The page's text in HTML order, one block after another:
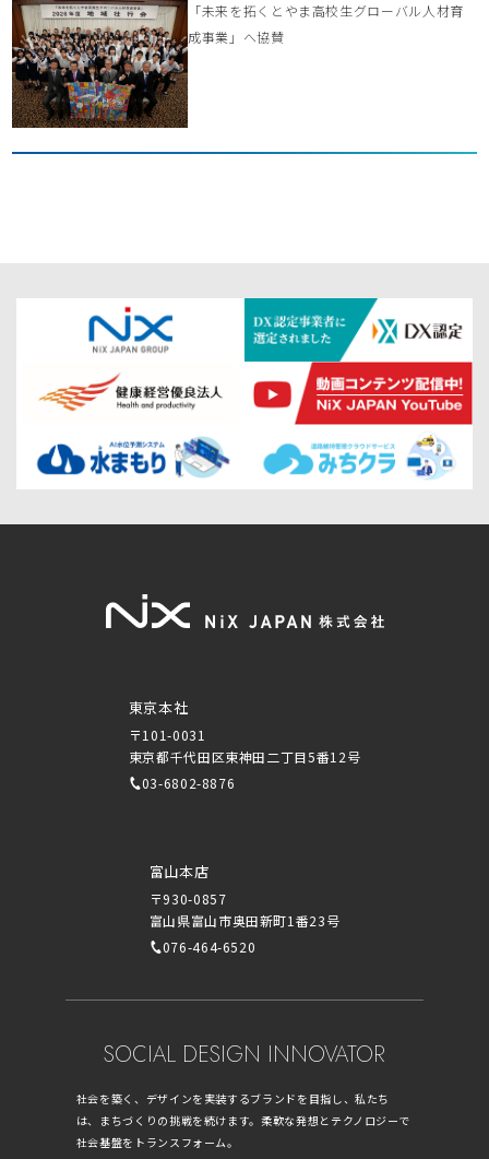
「未来を拓くとやま高校生グローバル人材育
成事業」へ協賛
東京本社
〒101-0031
東京都千代田区東神田二丁目5番12号
03-6802-8876
富山本店
〒930-0857
富山県富山市奥田新町1番23号
076-464-6520
SOCIAL DESIGN INNOVATOR
社会を築く、デザインを実装するブランドを目指し、私たち
は、まちづくりの挑戦を続けます。柔軟な発想とテクノロジーで
社会基盤をトランスフォーム。